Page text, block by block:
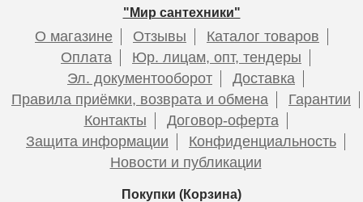
"Мир сантехники"
О магазине Отзывы
Каталог товаров
Оплата
Юр. лицам, опт, тендеры
Эл. документооборот
Доставка
Правила приёмки, возврата и обмена
Гарантии
Контакты
Договор-оферта
Защита информации
Конфиденциальность
Новости и публикации
Покупки (Корзина)